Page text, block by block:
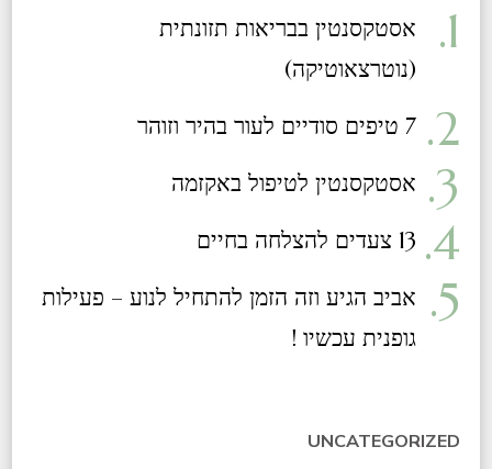
אסטקסנטין בבריאות תזונתית
(נוטרצאוטיקה)​
7 טיפים סודיים לעור בהיר וזוהר
אסטקסנטין לטיפול באקזמה
13 צעדים להצלחה בחיים
אביב הגיע וזה הזמן להתחיל לנוע – פעילות
גופנית עכשיו !
UNCATEGORIZED